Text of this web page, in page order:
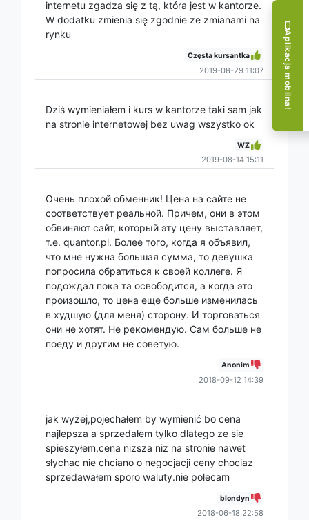
internetu zgadza się z tą, która jest w kantorze.
W dodatku zmienia się zgodnie ze zmianami na
rynku
Częsta kursantka
2019-08-29 11:07
Dziś wymieniałem i kurs w kantorze taki sam jak
na stronie internetowej bez uwag wszystko ok
WZ
2019-08-14 15:11
Очень плохой обменник! Цена на сайте не
соответствует реальной. Причем, они в этом
обвиняют сайт, который эту цену выставляет,
т.е. quantor.pl. Более того, когда я объявил,
что мне нужна большая сумма, то девушка
попросила обратиться к своей коллеге. Я
подождал пока та освободится, а когда это
произошло, то цена еще больше изменилась
в худшую (для меня) сторону. И торговаться
они не хотят. Не рекомендую. Сам больше не
поеду и другим не советую.
Anonim
2018-09-12 14:39
jak wyżej,pojechałem by wymienić bo cena
najlepsza a sprzedałem tylko dlatego ze sie
spieszyłem,cena nizsza niz na stronie nawet
słychac nie chciano o negocjacji ceny chociaz
sprzedawałem sporo waluty.nie polecam
blondyn
2018-06-18 22:58
Aplikacja mobilna!